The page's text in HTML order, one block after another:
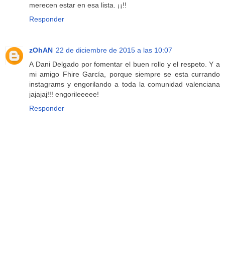
merecen estar en esa lista. ¡¡!!
Responder
zOhAN 22 de diciembre de 2015 a las 10:07
A Dani Delgado por fomentar el buen rollo y el respeto. Y a
mi amigo Fhire García, porque siempre se esta currando
instagrams y engorilando a toda la comunidad valenciana
jajajaj!!! engorileeeee!
Responder